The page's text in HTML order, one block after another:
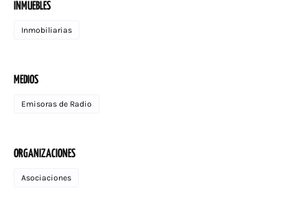
INMUEBLES
Inmobiliarias
MEDIOS
Emisoras de Radio
ORGANIZACIONES
Asociaciones